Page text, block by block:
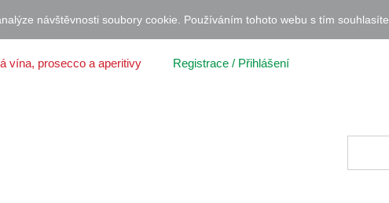
návštěvnosti soubory cookie. Používáním tohoto webu s tím souhlasíte.
vína, prosecco a aperitivy Registrace / Přihlášení